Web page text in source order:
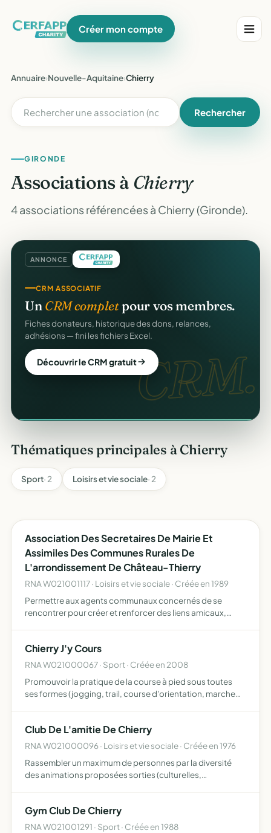
Créer mon compte
Annuaire›Nouvelle-Aquitaine›Chierry
Rechercher
GIRONDE
Associations à Chierry
4 associations référencées à Chierry (Gironde).
ANNONCE
CRM.
CRM ASSOCIATIF
UnCRM completpour vos membres.
Fiches donateurs, historique des dons, relances,
adhésions — fini les fichiers Excel.
Découvrir le CRM gratuit
SITE WEB
Votre site web d'associationoffert.
Une page publique élégante et un site de collecte, prêts
en cinq minutes. Sans webmaster.
Créer mon site gratuit
Thématiques principales à Chierry
Sport· 2 Loisirs et vie sociale· 2
Association Des Secretaires De Mairie Et
Assimiles Des Communes Rurales De
L'arrondissement De Château-Thierry
RNA W021001117 · Loisirs et vie sociale · Créée en 1989
Permettre aux agents communaux concernés de se
rencontrer pour créer et renforcer des liens amicaux,
pour déf…
Chierry J'y Cours
RNA W021000067 · Sport · Créée en 2008
Promouvoir la pratique de la course à pied sous toutes
ses formes (jogging, trail, course d'orientation, marche
Club De L'amitie De Chierry
RNA W021000096 · Loisirs et vie sociale · Créée en 1976
Rassembler un maximum de personnes par la diversité
des animations proposées sorties (culturelles,
savoir, act…
Gym Club De Chierry
RNA W021001291 · Sport · Créée en 1988